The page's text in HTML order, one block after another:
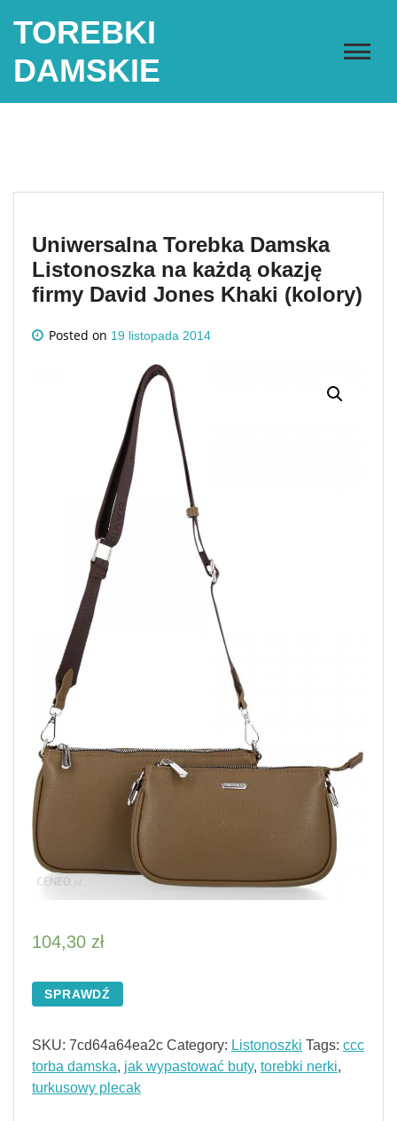
TOREBKI
DAMSKIE
Uniwersalna Torebka Damska
Listonoszka na każdą okazję
firmy David Jones Khaki (kolory)
Posted on 19 listopada 2014
104,30 zł
SPRAWDŹ
SKU: 7cd64a64ea2c Category: Listonoszki Tags: ccc
torba damska, jak wypastować buty, torebki nerki,
turkusowy plecak